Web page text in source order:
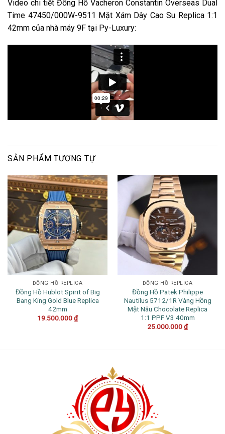
Video chi tiết Đồng Hồ Vacheron Constantin Overseas Dual
Time 47450/000W-9511 Mặt Xám Dây Cao Su Replica 1:1
42mm của nhà máy 9F tại Py-Luxury:
SẢN PHẨM TƯƠNG TỰ
ĐỒNG HỒ REPLICA
Đồng Hồ Hublot Spirit of Big
Bang King Gold Blue Replica
42mm
19.500.000₫
ĐỒNG HỒ REPLICA
Đồng Hồ Patek Philippe
Nautilus 5712/1R Vàng Hồng
Mặt Nâu Chocolate Replica
1:1 PPF V3 40mm
25.000.000₫